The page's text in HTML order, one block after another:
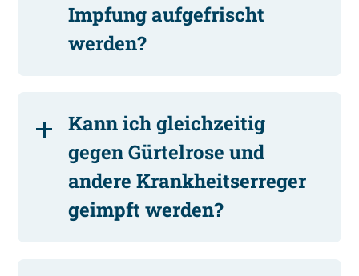
Impfung aufgefrischt
werden?
Kann ich gleichzeitig
gegen Gürtelrose und
andere Krankheitserreger
geimpft werden?